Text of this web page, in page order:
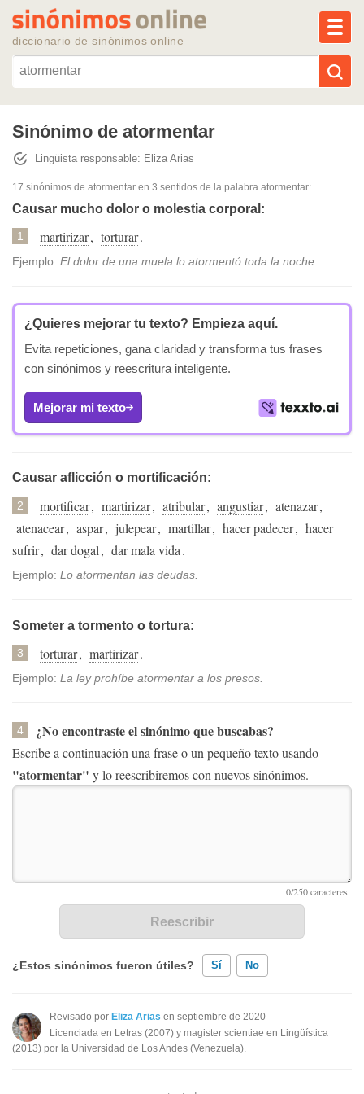
diccionario de sinónimos online
Reescribir texto con IA
Sinónimos populares
Temas populares
Temas recientes
Sinónimo de atormentar
Lingüista responsable: Eliza Arias
17 sinónimos de atormentar en 3 sentidos de la palabra atormentar:
Causar mucho dolor o molestia corporal:
1 martirizar, torturar.
Ejemplo: El dolor de una muela lo atormentó toda la noche.
¿Quieres mejorar tu texto? Empieza aquí.
Evita repeticiones, gana claridad y transforma tus frases
con sinónimos y reescritura inteligente.
Mejorar mi texto
Causar aflicción o mortificación:
2 mortificar, martirizar, atribular, angustiar, atenazar,
atenacear, aspar, julepear, martillar, hacer padecer, hacer
sufrir, dar dogal, dar mala vida.
Ejemplo: Lo atormentan las deudas.
Someter a tormento o tortura:
3 torturar, martirizar.
Ejemplo: La ley prohíbe atormentar a los presos.
4 ¿No encontraste el sinónimo que buscabas?
Escribe a continuación una frase o un pequeño texto usando
"atormentar" y lo reescribiremos con nuevos sinónimos.
¿Estos sinónimos fueron útiles? Sí No
Existen sinónimos incorrectos
Ninguno de los sinónimos presentados me ayudó
Revisado por Eliza Arias en septiembre de 2020
Licenciada en Letras (2007) y magister scientiae en Lingüística
(2013) por la Universidad de Los Andes (Venezuela).